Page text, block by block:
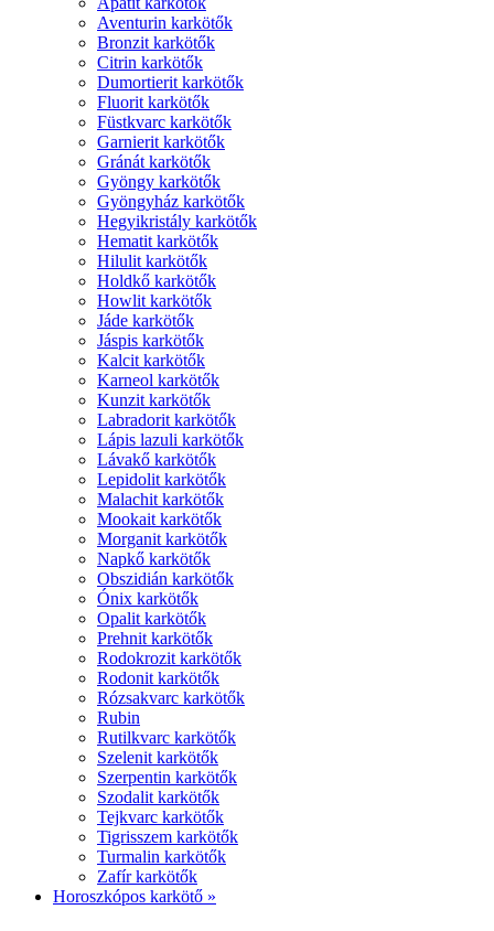
Aventurin karkötők
Bronzit karkötők
Citrin karkötők
Dumortierit karkötők
Fluorit karkötők
Füstkvarc karkötők
Garnierit karkötők
Gránát karkötők
Gyöngy karkötők
Gyöngyház karkötők
Hegyikristály karkötők
Hematit karkötők
Hilulit karkötők
Holdkő karkötők
Howlit karkötők
Jáde karkötők
Jáspis karkötők
Kalcit karkötők
Karneol karkötők
Kunzit karkötők
Labradorit karkötők
Lápis lazuli karkötők
Lávakő karkötők
Lepidolit karkötők
Malachit karkötők
Mookait karkötők
Morganit karkötők
Napkő karkötők
Obszidián karkötők
Ónix karkötők
Opalit karkötők
Prehnit karkötők
Rodokrozit karkötők
Rodonit karkötők
Rózsakvarc karkötők
Rubin
Rutilkvarc karkötők
Szelenit karkötők
Szerpentin karkötők
Szodalit karkötők
Tejkvarc karkötők
Tigrisszem karkötők
Turmalin karkötők
Zafír karkötők
Horoszkópos karkötő »